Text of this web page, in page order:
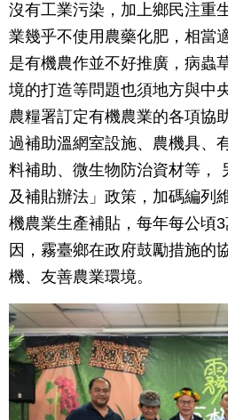
沒有工業污染，加上鄉民注重
業幾乎不使用農藥化肥，相當
是有機農作並不好推廣，病蟲
境的打造等問題也須地方與中
農糧署訂定有機農業的各項協
過補助溫網室設施、農機具、
料補助、微生物防治資材等，
及補貼辦法」政策，加碼編列
機農業生產補貼，每年每公頃
因，霧臺鄉在政府鼓勵措施的
機、友善農業環境。